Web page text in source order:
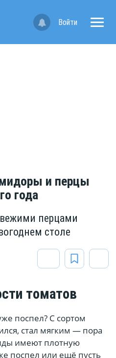
Войти
и перцы
года
перцами
столе
томатов
поспел? С сортом
стал мягким — пора
имеют плотную
поспел или ещё пусть